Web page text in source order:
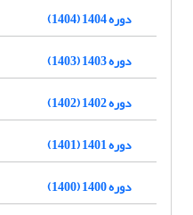
دوره 1404 (1404)
دوره 1403 (1403)
دوره 1402 (1402)
دوره 1401 (1401)
دوره 1400 (1400)